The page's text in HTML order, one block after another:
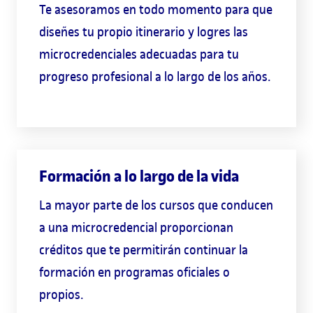
Te asesoramos en todo momento para que
diseñes tu propio itinerario y logres las
microcredenciales adecuadas para tu
progreso profesional a lo largo de los años.
Formación a lo largo de la vida
La mayor parte de los cursos que conducen
a una microcredencial proporcionan
créditos que te permitirán continuar la
formación en programas oficiales o
propios.